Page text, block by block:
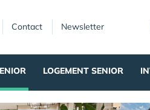
Contact Newsletter
LOGEMENT SENIOR